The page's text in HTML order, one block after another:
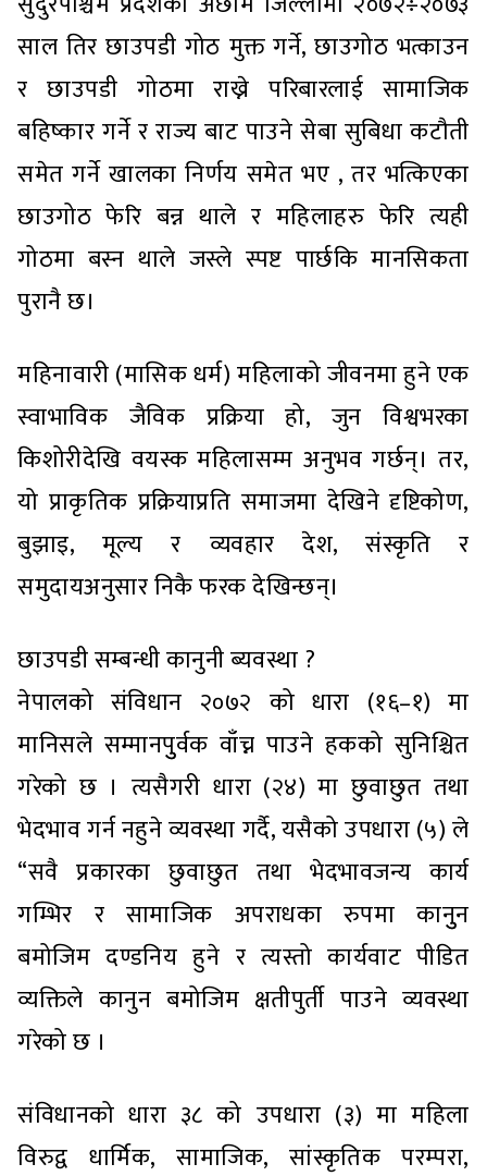
साल तिर छाउपडी गोठ मुक्त गर्ने, छाउगोठ भत्काउन
र छाउपडी गोठमा राख्ने परिबारलाई सामाजिक
बहिष्कार गर्ने र राज्य बाट पाउने सेबा सुबिधा कटौती
समेत गर्ने खालका निर्णय समेत भए , तर भत्किएका
छाउगोठ फेरि बन्न थाले र महिलाहरु फेरि त्यही
गोठमा बस्न थाले जस्ले स्पष्ट पार्छकि मानसिकता
पुरानै छ।
महिनावारी (मासिक धर्म) महिलाको जीवनमा हुने एक
स्वाभाविक जैविक प्रक्रिया हो, जुन विश्वभरका
किशोरीदेखि वयस्क महिलासम्म अनुभव गर्छन्। तर,
यो प्राकृतिक प्रक्रियाप्रति समाजमा देखिने दृष्टिकोण,
बुझाइ, मूल्य र व्यवहार देश, संस्कृति र
समुदायअनुसार निकै फरक देखिन्छन्।
छाउपडी सम्बन्धी कानुनी ब्यवस्था ?
नेपालको संविधान २०७२ को धारा (१६–१) मा
मानिसले सम्मानपुुर्वक वाँच्न पाउने हकको सुनिश्चित
गरेको छ । त्यसैगरी धारा (२४) मा छुवाछुत तथा
भेदभाव गर्न नहुने व्यवस्था गर्दै, यसैको उपधारा (५) ले
“सवै प्रकारका छुवाछुत तथा भेदभावजन्य कार्य
गम्भिर र सामाजिक अपराधका रुपमा कानुुन
बमोजिम दण्डनिय हुने र त्यस्तो कार्यवाट पीडित
व्यक्तिले कानुन बमोजिम क्षतीपुर्ती पाउने व्यवस्था
गरेको छ ।
संविधानको धारा ३८ को उपधारा (३) मा महिला
विरुद्व धार्मिक, सामाजिक, सांस्कृतिक परम्परा,